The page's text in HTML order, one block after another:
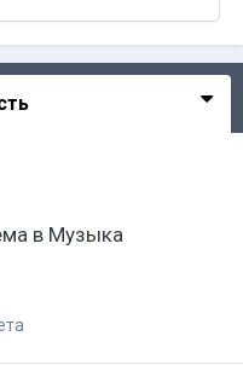
в Музыка